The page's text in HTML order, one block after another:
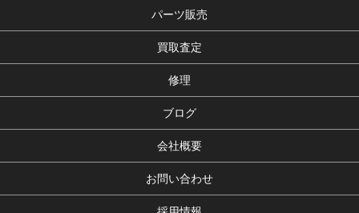
パーツ販売
買取査定
修理
ブログ
会社概要
お問い合わせ